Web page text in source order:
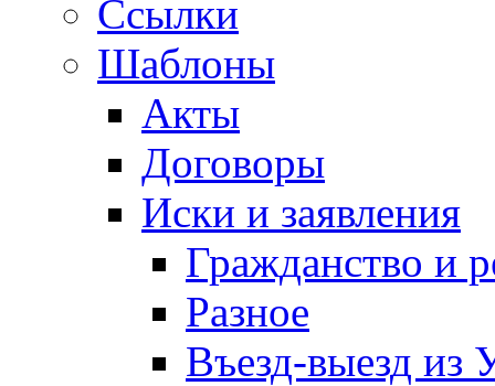
Ссылки
Шаблоны
Акты
Договоры
Иски и заявления
Гражданство и
Разное
Въезд-выезд из